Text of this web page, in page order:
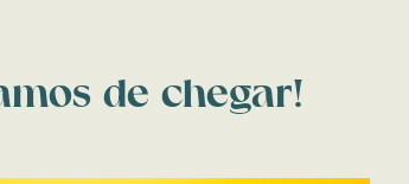
de chegar!